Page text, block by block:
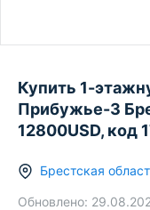
Купить 1-
Прибужье-3
12800USD, код
Брестская
Обновлено: